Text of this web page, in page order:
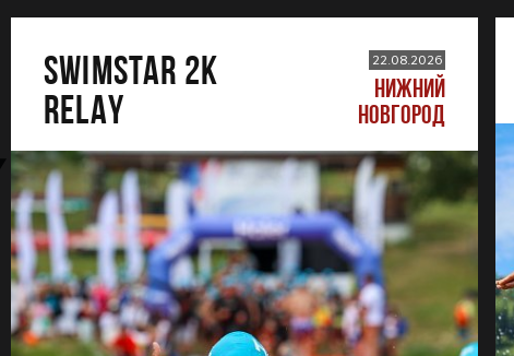
SWIMSTAR 2K
RELAY
22.08.2026
НИЖНИЙ
НОВГОРОД